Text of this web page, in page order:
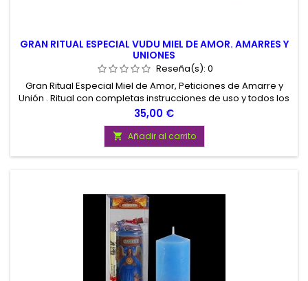
GRAN RITUAL ESPECIAL VUDU MIEL DE AMOR. AMARRES Y
UNIONES
Reseña(s): 0
Gran Ritual Especial Miel de Amor, Peticiones de Amarre y
Unión . Ritual con completas instrucciones de uso y todos los
elementos necesarios para su realización. Gran Ritual de
Calidad Potenciado, Peticiones de Amor sobre la persona
amada o pareja. Presentado en atractiva Bolsa de Charol.
Precio
35,00 €
 Añadir al carrito